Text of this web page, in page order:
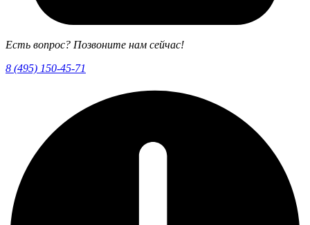
Есть вопрос? Позвоните нам сейчас!
8 (495) 150-45-71